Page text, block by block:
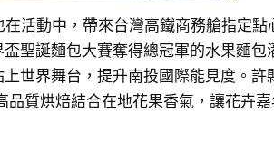
在活動中，帶來台灣高鐵商務艙指定
聖誕麵包大賽奪得總冠軍的水果麵包
世界舞台，提升南投國際能見度。許
品質烘焙結合在地花果香氣，讓花卉